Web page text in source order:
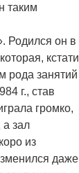
таким
Родился он в
рода занятий
г., став
громко,
зал
из
даже